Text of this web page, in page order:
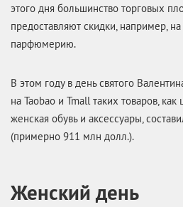
этого дня большинство торговых
предоставляют скидки, например,
парфюмерию.
В этом году в день святого
на Taobao и Tmall таких товаров, как
женская обувь и аксессуары,
(примерно 911 млн долл.).
Женский день